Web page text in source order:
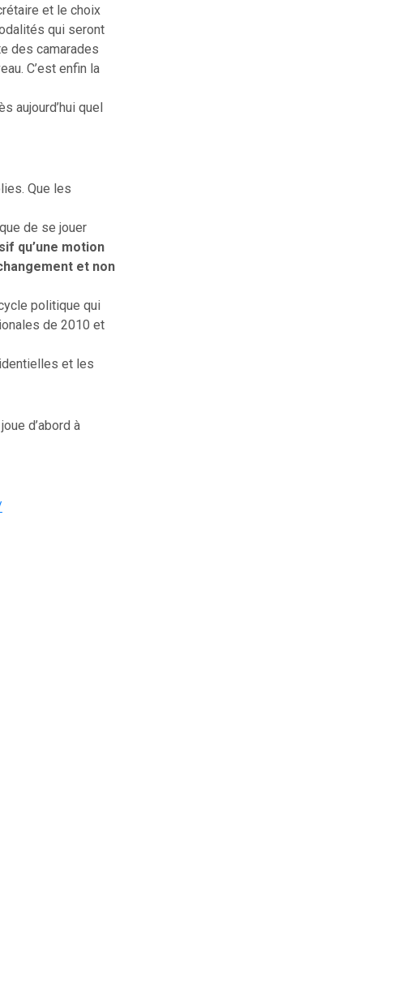
et le choix
qui seront
des camarades
C’est enfin la
aujourd’hui quel
Que les
de se jouer
qu’une motion
et non
politique qui
de 2010 et
et les
d’abord à